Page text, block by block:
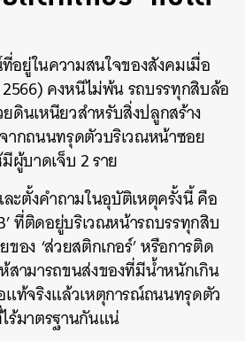
อยู่ในความสนใจของสังคมเมื่อ
คงหนีไม่พ้น รถบรรทุกสิบล้อ
ดินเหนียวสำหรับสิ่งปลูกสร้าง
ากถนนทรุดตัวบริเวณหน้าซอย
ผู้บาดเจ็บ 2 ราย
ะตั้งคำถามในอุบัติเหตุครั้งนี้ คือ
ที่ติดอยู่บริเวณหน้ารถบรรทุกสิบ
อง ‘ส่วยสติกเกอร์’ หรือการติด
สามารถขนส่งของที่มีน้ำหนักเกิน
แท้จริงแล้วเหตุการณ์ถนนทรุดตัว
ร้มาตรฐานกันแน่